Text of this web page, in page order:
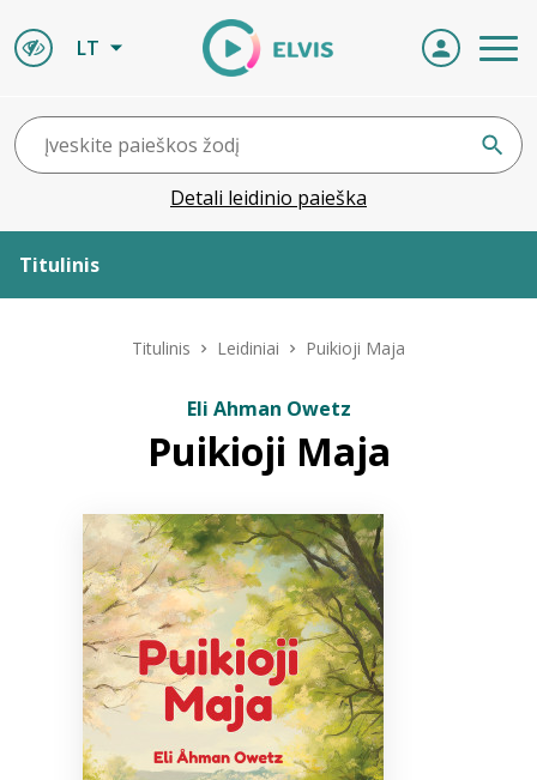
LT
Detali leidinio paieška
Titulinis
ELVIS atvyksta
Naujienos
Bibliotekoms
+370 667 80 541
Titulinis Leidiniai Puikioji Maja
Eli Ahman Owetz
Puikioji Maja